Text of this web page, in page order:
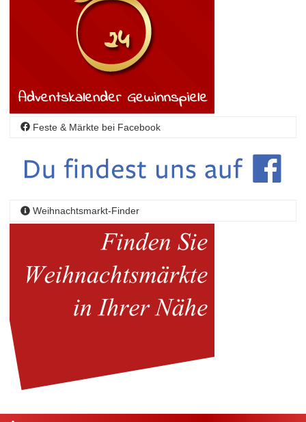
Feste & Märkte bei Facebook
Weihnachtsmarkt-Finder